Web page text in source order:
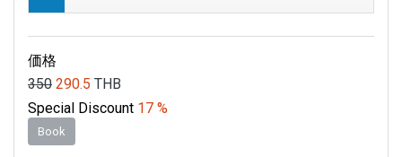
価格
350 290.5 THB
Special Discount 17 %
Book